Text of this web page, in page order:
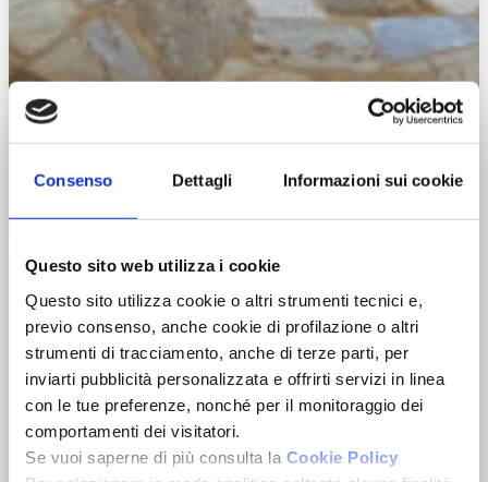
Consenso Dettagli Informazioni sui cookie
Questo sito web utilizza i cookie
Questo sito utilizza cookie o altri strumenti tecnici e,
previo consenso, anche cookie di profilazione o altri
strumenti di tracciamento, anche di terze parti, per
inviarti pubblicità personalizzata e offrirti servizi in linea
con le tue preferenze, nonché per il monitoraggio dei
comportamenti dei visitatori.
Se vuoi saperne di più consulta la Cookie Policy